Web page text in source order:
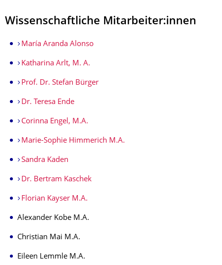
Wissenschaftliche Mitarbeiter:innen
María Aranda Alonso
Katharina Arlt, M. A.
Prof. Dr. Stefan Bürger
Dr. Teresa Ende
Corinna Engel, M.A.
Marie-Sophie Himmerich M.A.
Sandra Kaden
Dr. Bertram Kaschek
Florian Kayser M.A.
Alexander Kobe M.A.
Christian Mai M.A.
Eileen Lemmle M.A.